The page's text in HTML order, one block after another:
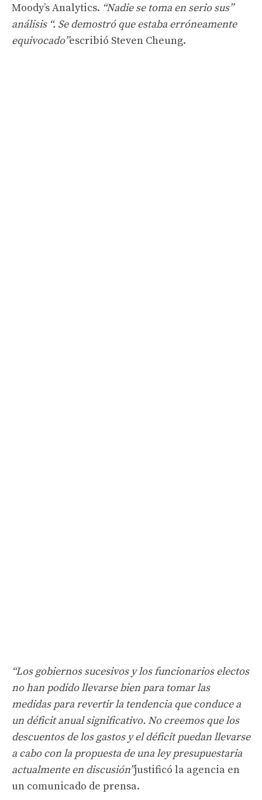
Moody’s Analytics. “Nadie se toma en serio sus”
análisis “. Se demostró que estaba erróneamente
equivocado”escribió Steven Cheung.
“Los gobiernos sucesivos y los funcionarios electos
no han podido llevarse bien para tomar las
medidas para revertir la tendencia que conduce a
un déficit anual significativo. No creemos que los
descuentos de los gastos y el déficit puedan llevarse
a cabo con la propuesta de una ley presupuestaria
actualmente en discusión”justificó la agencia en
un comunicado de prensa.